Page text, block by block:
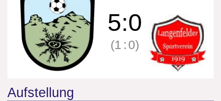
5:0
(1 : 0)
Aufstellung